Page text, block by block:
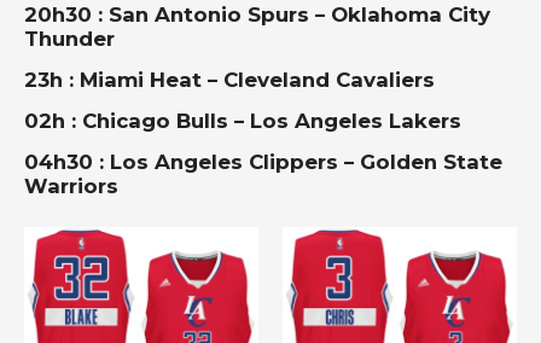
20h30 : San Antonio Spurs – Oklahoma City
Thunder
23h : Miami Heat – Cleveland Cavaliers
02h : Chicago Bulls – Los Angeles Lakers
04h30 : Los Angeles Clippers – Golden State
Warriors